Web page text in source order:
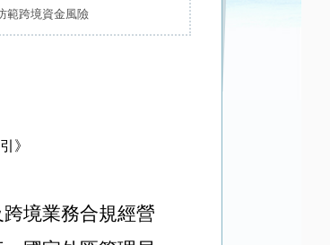
範跨境資金風險
》
境業務合規經營